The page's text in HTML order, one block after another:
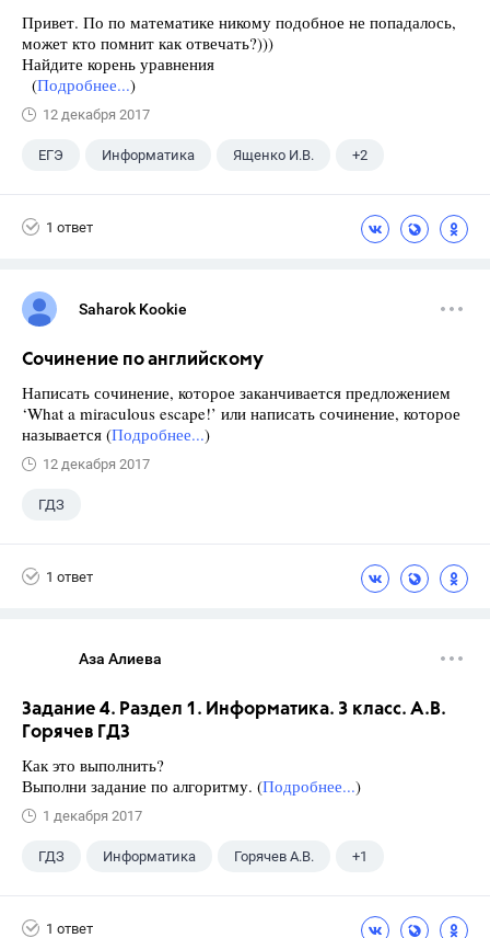
Привет. По по математике никому подобное не попадалось,
может кто помнит как отвечать?)))
Найдите корень уравнения
(Подробнее...)
12 декабря 2017
ЕГЭ Информатика Ященко И.В. +2
1 ответ
Saharok Kookie
Сочинение по английскому
Написать сочинение, которое заканчивается предложением
‘What a miraculous escape!’ или написать сочинение, которое
называется (Подробнее...)
12 декабря 2017
ГДЗ
1 ответ
Аза Алиева
Задание 4. Раздел 1. Информатика. 3 класс. А.В.
Горячев ГДЗ
Как это выполнить?
Выполни задание по алгоритму. (Подробнее...)
1 декабря 2017
ГДЗ Информатика Горячев А.В. +1
1 ответ